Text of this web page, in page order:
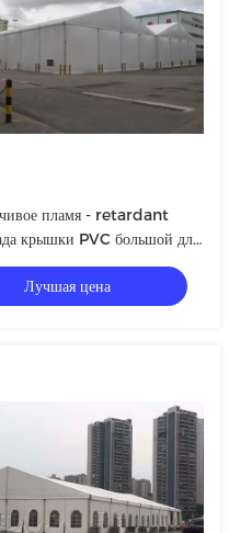
пламя - retardant
крышки PVC большой для
Лучшая цена